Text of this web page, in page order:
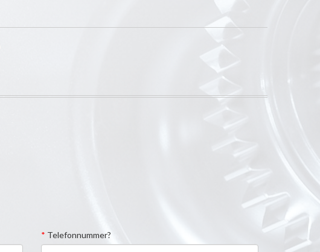
* Telefonnummer?